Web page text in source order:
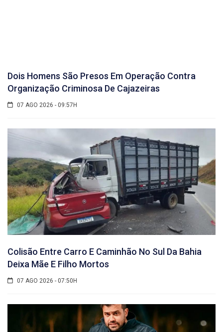
Dois Homens São Presos Em Operação Contra
Organização Criminosa De Cajazeiras
07 AGO 2026 - 09:57H
Colisão Entre Carro E Caminhão No Sul Da Bahia
Deixa Mãe E Filho Mortos
07 AGO 2026 - 07:50H